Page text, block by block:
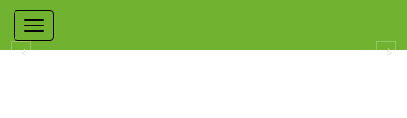
Mobilní
navigace